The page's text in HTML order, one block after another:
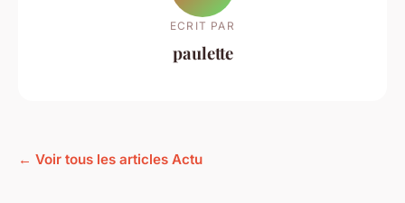
ECRIT PAR
paulette
← Voir tous les articles Actu